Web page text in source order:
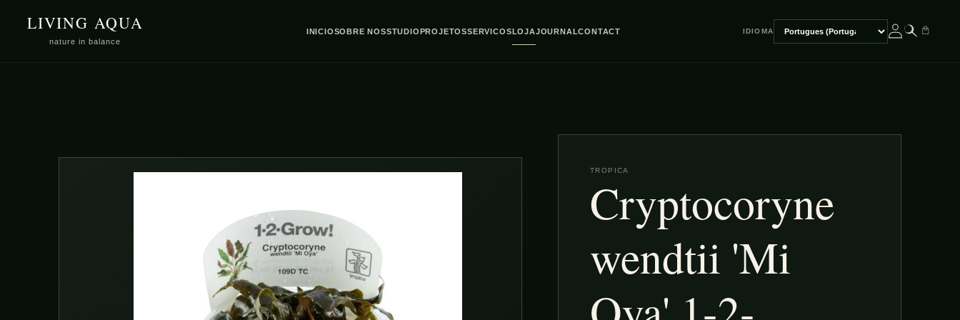
PARA O
CONTEÚDO
LIVING AQUA
nature in balance
INICIOSOBRE NOSSTUDIOPROJETOSSERVICOSLOJAJOURNALCONTACT IDIOMA
Escolher
SALTAR
TROPICA
Cryptocoryne
wendtii 'Mi